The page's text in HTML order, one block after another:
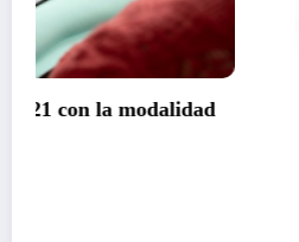
Fallo del VIII